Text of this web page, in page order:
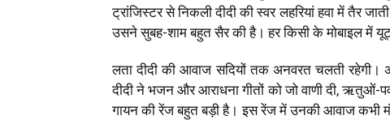
ट्रांजिस्टर से निकली दीदी की स्वर लहरियां हवा में तैर
उसने सुबह-शाम बहुत सैर की है। हर किसी के मोबाइल में
लता दीदी की आवाज सदियों तक अनवरत चलती रहेगी।
दीदी ने भजन और आराधना गीतों को जो वाणी दी, ऋतुओं-
गायन की रेंज बहुत बड़ी है। इस रेंज में उनकी आवाज कभी मंद